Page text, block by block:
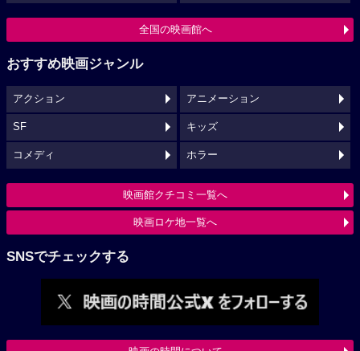
全国の映画館へ
おすすめ映画ジャンル
アクション アニメーション
SF キッズ
コメディ ホラー
映画館クチコミ一覧へ
映画ロケ地一覧へ
SNSでチェックする